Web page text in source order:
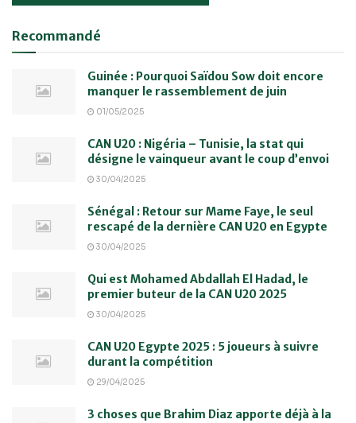
Recommandé
Guinée : Pourquoi Saïdou Sow doit encore
manquer le rassemblement de juin
01/05/2025
CAN U20 : Nigéria – Tunisie, la stat qui
désigne le vainqueur avant le coup d’envoi
30/04/2025
Sénégal : Retour sur Mame Faye, le seul
rescapé de la dernière CAN U20 en Egypte
30/04/2025
Qui est Mohamed Abdallah El Hadad, le
premier buteur de la CAN U20 2025
30/04/2025
CAN U20 Egypte 2025 : 5 joueurs à suivre
durant la compétition
29/04/2025
3 choses que Brahim Diaz apporte déjà à la